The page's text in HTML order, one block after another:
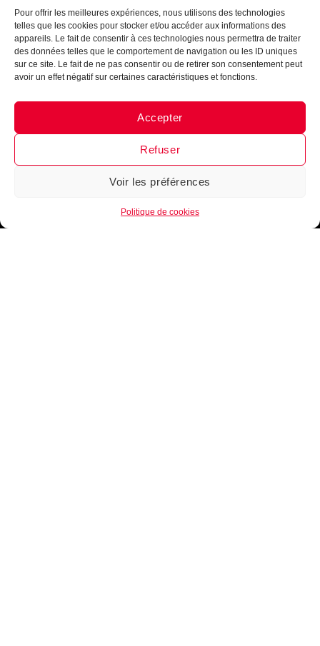
Pour offrir les meilleures expériences, nous utilisons des technologies
telles que les cookies pour stocker et/ou accéder aux informations des
appareils. Le fait de consentir à ces technologies nous permettra de traiter
des données telles que le comportement de navigation ou les ID uniques
sur ce site. Le fait de ne pas consentir ou de retirer son consentement peut
avoir un effet négatif sur certaines caractéristiques et fonctions.
Accepter
Refuser
Voir les préférences
Politique de cookies
Messenger · Instagram